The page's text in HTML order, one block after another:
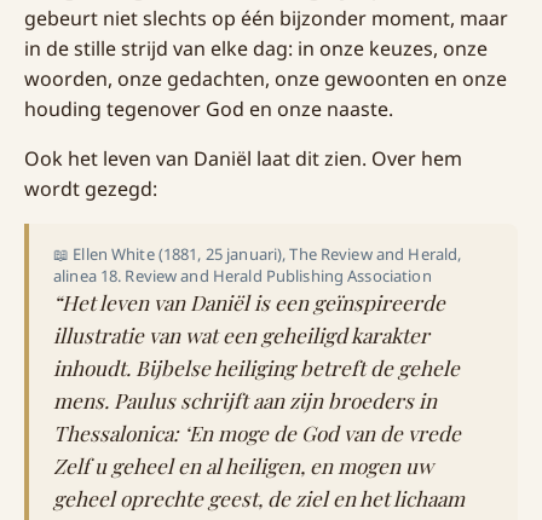
gebeurt niet slechts op één bijzonder moment, maar
in de stille strijd van elke dag: in onze keuzes, onze
woorden, onze gedachten, onze gewoonten en onze
houding tegenover God en onze naaste.
Ook het leven van Daniël laat dit zien. Over hem
wordt gezegd:
📖 Ellen White (1881, 25 januari), The Review and Herald,
alinea 18. Review and Herald Publishing Association
“Het leven van Daniël is een geïnspireerde
illustratie van wat een geheiligd karakter
inhoudt. Bijbelse heiliging betreft de gehele
mens. Paulus schrijft aan zijn broeders in
Thessalonica: ‘En moge de God van de vrede
Zelf u geheel en al heiligen, en mogen uw
geheel oprechte geest, de ziel en het lichaam